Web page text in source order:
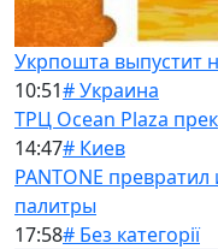
Укрпошта выпустит
10:51# Украина
ТРЦ Ocean Plaza
14:47# Киев
PANTONE
палитры
17:58# Без категорії